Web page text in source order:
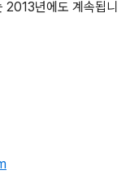
2013년에도 계속됩니